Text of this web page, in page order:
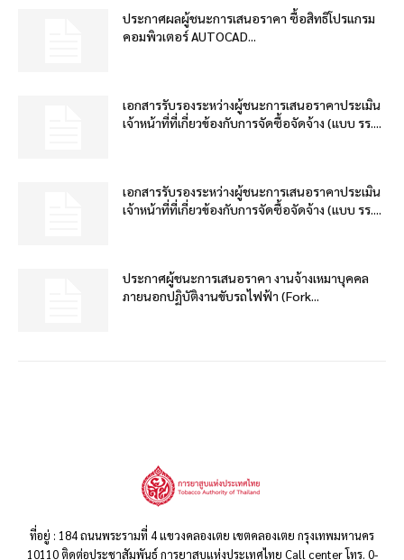
ประกาศผลผู้ชนะการเสนอราคา ซื้อสิทธิโปรแกรม
คอมพิวเตอร์ AUTOCAD...
เอกสารรับรองระหว่างผู้ชนะการเสนอราคาประเมิน
เจ้าหน้าที่ที่เกี่ยวข้องกับการจัดซื้อจัดจ้าง (แบบ รร....
เอกสารรับรองระหว่างผู้ชนะการเสนอราคาประเมิน
เจ้าหน้าที่ที่เกี่ยวข้องกับการจัดซื้อจัดจ้าง (แบบ รร....
ประกาศผู้ชนะการเสนอราคา งานจ้างเหมาบุคคล
ภายนอกปฏิบัติงานขับรถไฟฟ้า (Fork...
ที่อยู่ : 184 ถนนพระรามที่ 4 แขวงคลองเตย เขตคลองเตย กรุงเทพมหานคร
10110 ติดต่อประชาสัมพันธ์ การยาสูบแห่งประเทศไทย Call center โทร. 0-